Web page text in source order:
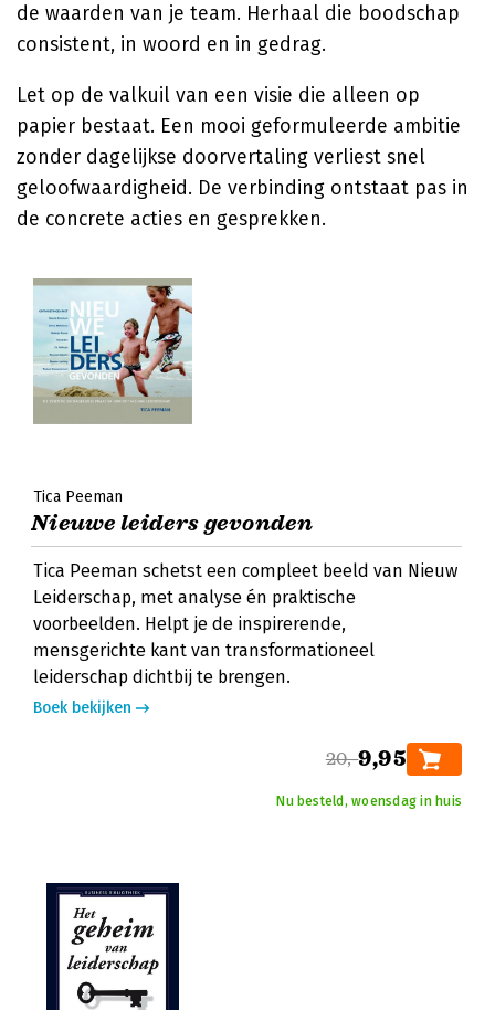
de waarden van je team. Herhaal die boodschap
consistent, in woord en in gedrag.
Let op de valkuil van een visie die alleen op
papier bestaat. Een mooi geformuleerde ambitie
zonder dagelijkse doorvertaling verliest snel
geloofwaardigheid. De verbinding ontstaat pas in
de concrete acties en gesprekken.
Tica Peeman
Nieuwe leiders gevonden
Tica Peeman schetst een compleet beeld van Nieuw
Leiderschap, met analyse én praktische
voorbeelden. Helpt je de inspirerende,
mensgerichte kant van transformationeel
leiderschap dichtbij te brengen.
Boek bekijken
20,-9,95
Nu besteld, woensdag in huis